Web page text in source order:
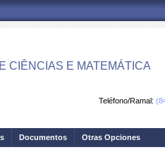
CIÊNCIAS E MATEMÁTICA
Teléfono/Ramal:
Documentos Otras Opciones